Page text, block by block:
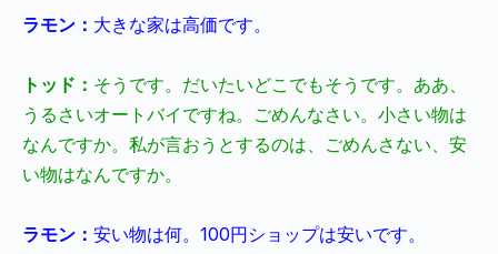
ラモン： 大きな家は高価です。
トッド： そうです。だいたいどこでもそうです。ああ、
うるさいオートバイですね。ごめんなさい。小さい物は
なんですか。私が言おうとするのは、ごめんさない、安
い物はなんですか。
ラモン： 安い物は何。 100円ショップは安いです。